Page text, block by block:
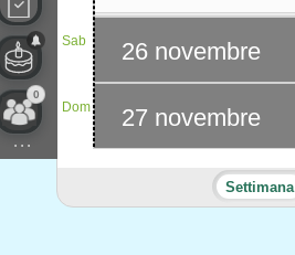
0
...
Settimana
Sab
Dom
26 novembre
27 novembre